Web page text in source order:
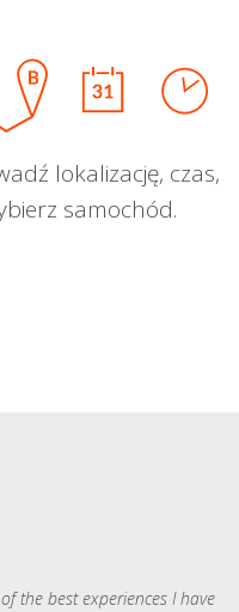
lokalizację, czas,
samochód.
the best experiences I have